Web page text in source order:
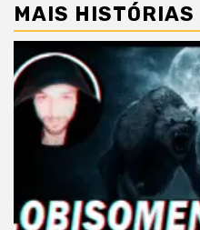
MAIS HISTÓRIAS